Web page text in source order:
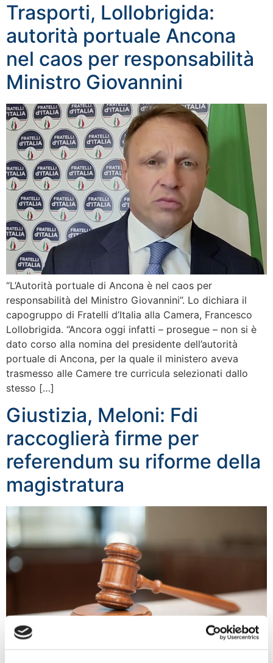
Trasporti, Lollobrigida:
autorità portuale Ancona
nel caos per responsabilità
Ministro Giovannini
“L’Autorità portuale di Ancona è nel caos per
responsabilità del Ministro Giovannini”. Lo dichiara il
capogruppo di Fratelli d’ItaIia alla Camera, Francesco
Lollobrigida. “Ancora oggi infatti – prosegue – non si è
dato corso alla nomina del presidente dell’autorità
portuale di Ancona, per la quale il ministero aveva
trasmesso alle Camere tre curricula selezionati dallo
stesso […]
Giustizia, Meloni: Fdi
raccoglierà firme per
referendum su riforme della
magistratura